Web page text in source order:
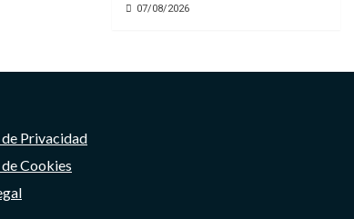
07/08/2026
Privacidad
Cookies